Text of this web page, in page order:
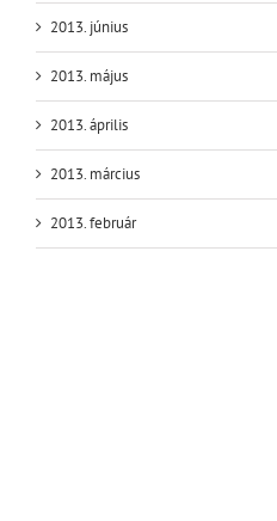
2013. június
2013. május
2013. április
2013. március
2013. február